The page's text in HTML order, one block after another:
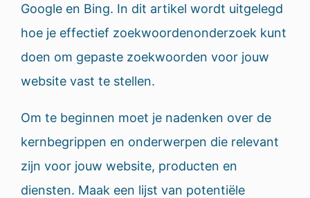
Google en Bing. In dit artikel wordt uitgelegd
hoe je effectief zoekwoordenonderzoek kunt
doen om gepaste zoekwoorden voor jouw
website vast te stellen.
Om te beginnen moet je nadenken over de
kernbegrippen en onderwerpen die relevant
zijn voor jouw website, producten en
diensten. Maak een lijst van potentiële